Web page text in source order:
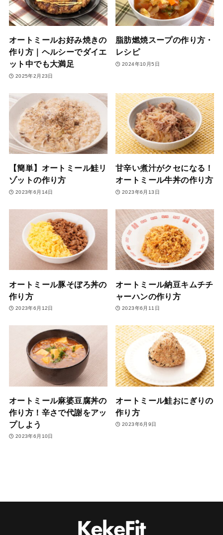
オートミールお好み焼きの
作り方｜ヘルシーでダイエ
ット中でも大満足
2025年2月23日
脂肪燃焼スープの作り方・
レシピ
2024年10月5日
【簡単】オートミール鮭リ
ゾットの作り方
2023年6月14日
甘辛い煮汁がクセになる！
オートミール牛丼の作り方
2023年6月13日
オートミール豚そぼろ丼の
作り方
2023年6月12日
オートミール納豆キムチチ
ャーハンの作り方
2023年6月11日
オートミール麻婆豆腐丼の
作り方！辛さで代謝をアッ
プしよう
2023年6月10日
オートミール鮭おにぎりの
作り方
2023年6月9日